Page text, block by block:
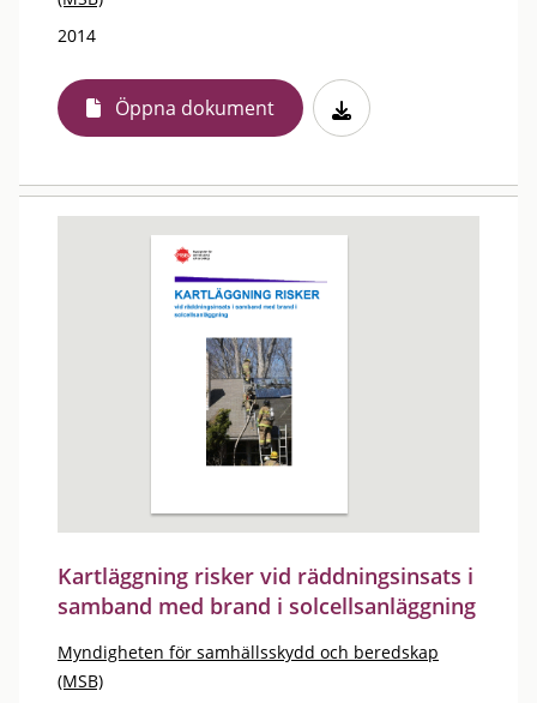
2014
Öppna dokument
Kartläggning risker vid räddningsinsats i
samband med brand i solcellsanläggning
Myndigheten för samhällsskydd och beredskap
(MSB)